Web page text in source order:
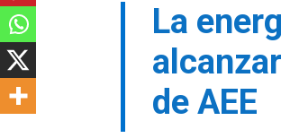
La
de AEE